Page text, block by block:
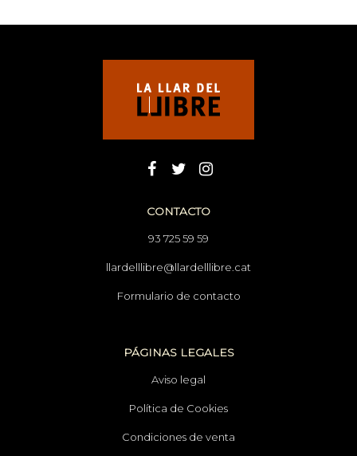
CONTACTO
93 725 59 59
llardelllibre@llardelllibre.cat
Formulario de contacto
PÁGINAS LEGALES
Aviso legal
Política de Cookies
Condiciones de venta